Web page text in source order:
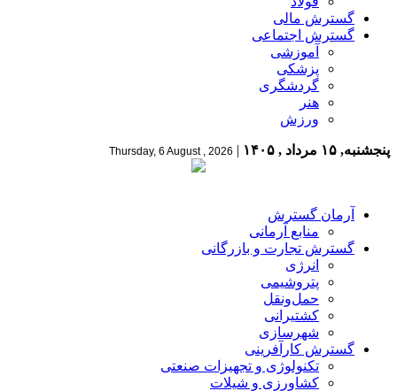
گسترش مالی
گسترش اجتماعی
آموزشی
پزشکی
گردشگری
هنر
ورزش
پنجشنبه, ۱۵ مرداد , ۱۴۰۵ |
Thursday, 6 August , 2026
آرمان گسترش
منابع آرمانی
گسترش تجارت و بازرگانی
انرژی
پتروشیمی
حمل‌و‌نقل
کشتیرانی
شهرسازی
گسترش کارآفرینی
تکنولوژی و تجهیزات صنعتی
کشاورزی و شیلات